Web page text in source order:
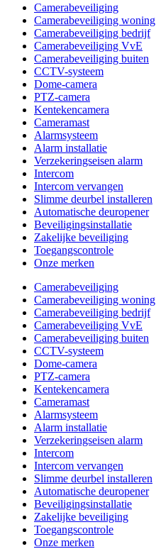
Camerabeveiliging
Camerabeveiliging woning
Camerabeveiliging bedrijf
Camerabeveiliging VvE
Camerabeveiliging buiten
CCTV-systeem
Dome-camera
PTZ-camera
Kentekencamera
Cameramast
Alarmsysteem
Alarm installatie
Verzekeringseisen alarm
Intercom
Intercom vervangen
Slimme deurbel installeren
Automatische deuropener
Beveiligingsinstallatie
Zakelijke beveiliging
Toegangscontrole
Onze merken
Camerabeveiliging
Camerabeveiliging woning
Camerabeveiliging bedrijf
Camerabeveiliging VvE
Camerabeveiliging buiten
CCTV-systeem
Dome-camera
PTZ-camera
Kentekencamera
Cameramast
Alarmsysteem
Alarm installatie
Verzekeringseisen alarm
Intercom
Intercom vervangen
Slimme deurbel installeren
Automatische deuropener
Beveiligingsinstallatie
Zakelijke beveiliging
Toegangscontrole
Onze merken